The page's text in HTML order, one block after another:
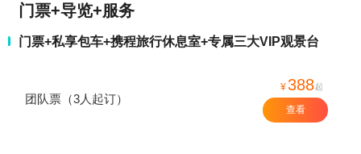
门票+导览+服务
门票+私享包车+携程旅行休息室+专属三大VIP观景台
团队票（3人起订）
¥388起
查看